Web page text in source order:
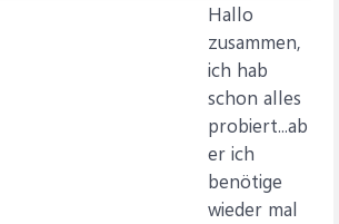
Hallo
zusammen,
ich hab
schon alles
probiert...ab
er ich
benötige
wieder mal